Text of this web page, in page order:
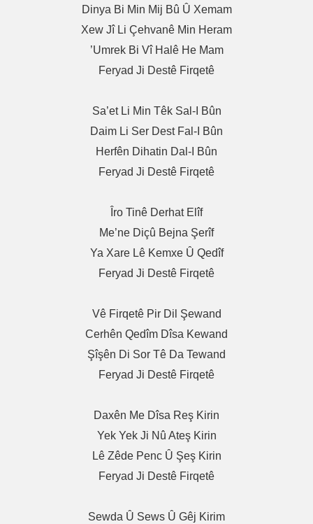
Dinya Bi Min Mij Bû Û Xemam
Xew Jî Li Çehvanê Min Heram
’Umrek Bi Vî Halê He Mam
Feryad Ji Destê Firqetê
Sa’et Li Min Têk Sal-I Bûn
Daim Li Ser Dest Fal-I Bûn
Herfên Dihatin Dal-I Bûn
Feryad Ji Destê Firqetê
Îro Tinê Derhat Elîf
Me’ne Diçû Bejna Şerîf
Ya Xare Lê Kemxe Û Qedîf
Feryad Ji Destê Firqetê
Vê Firqetê Pir Dil Şewand
Cerhên Qedîm Dîsa Kewand
Şîşên Di Sor Tê Da Tewand
Feryad Ji Destê Firqetê
Daxên Me Dîsa Reş Kirin
Yek Yek Ji Nû Ateş Kirin
Lê Zêde Penc Û Şeş Kirin
Feryad Ji Destê Firqetê
Sewda Û Sews Û Gêj Kirim